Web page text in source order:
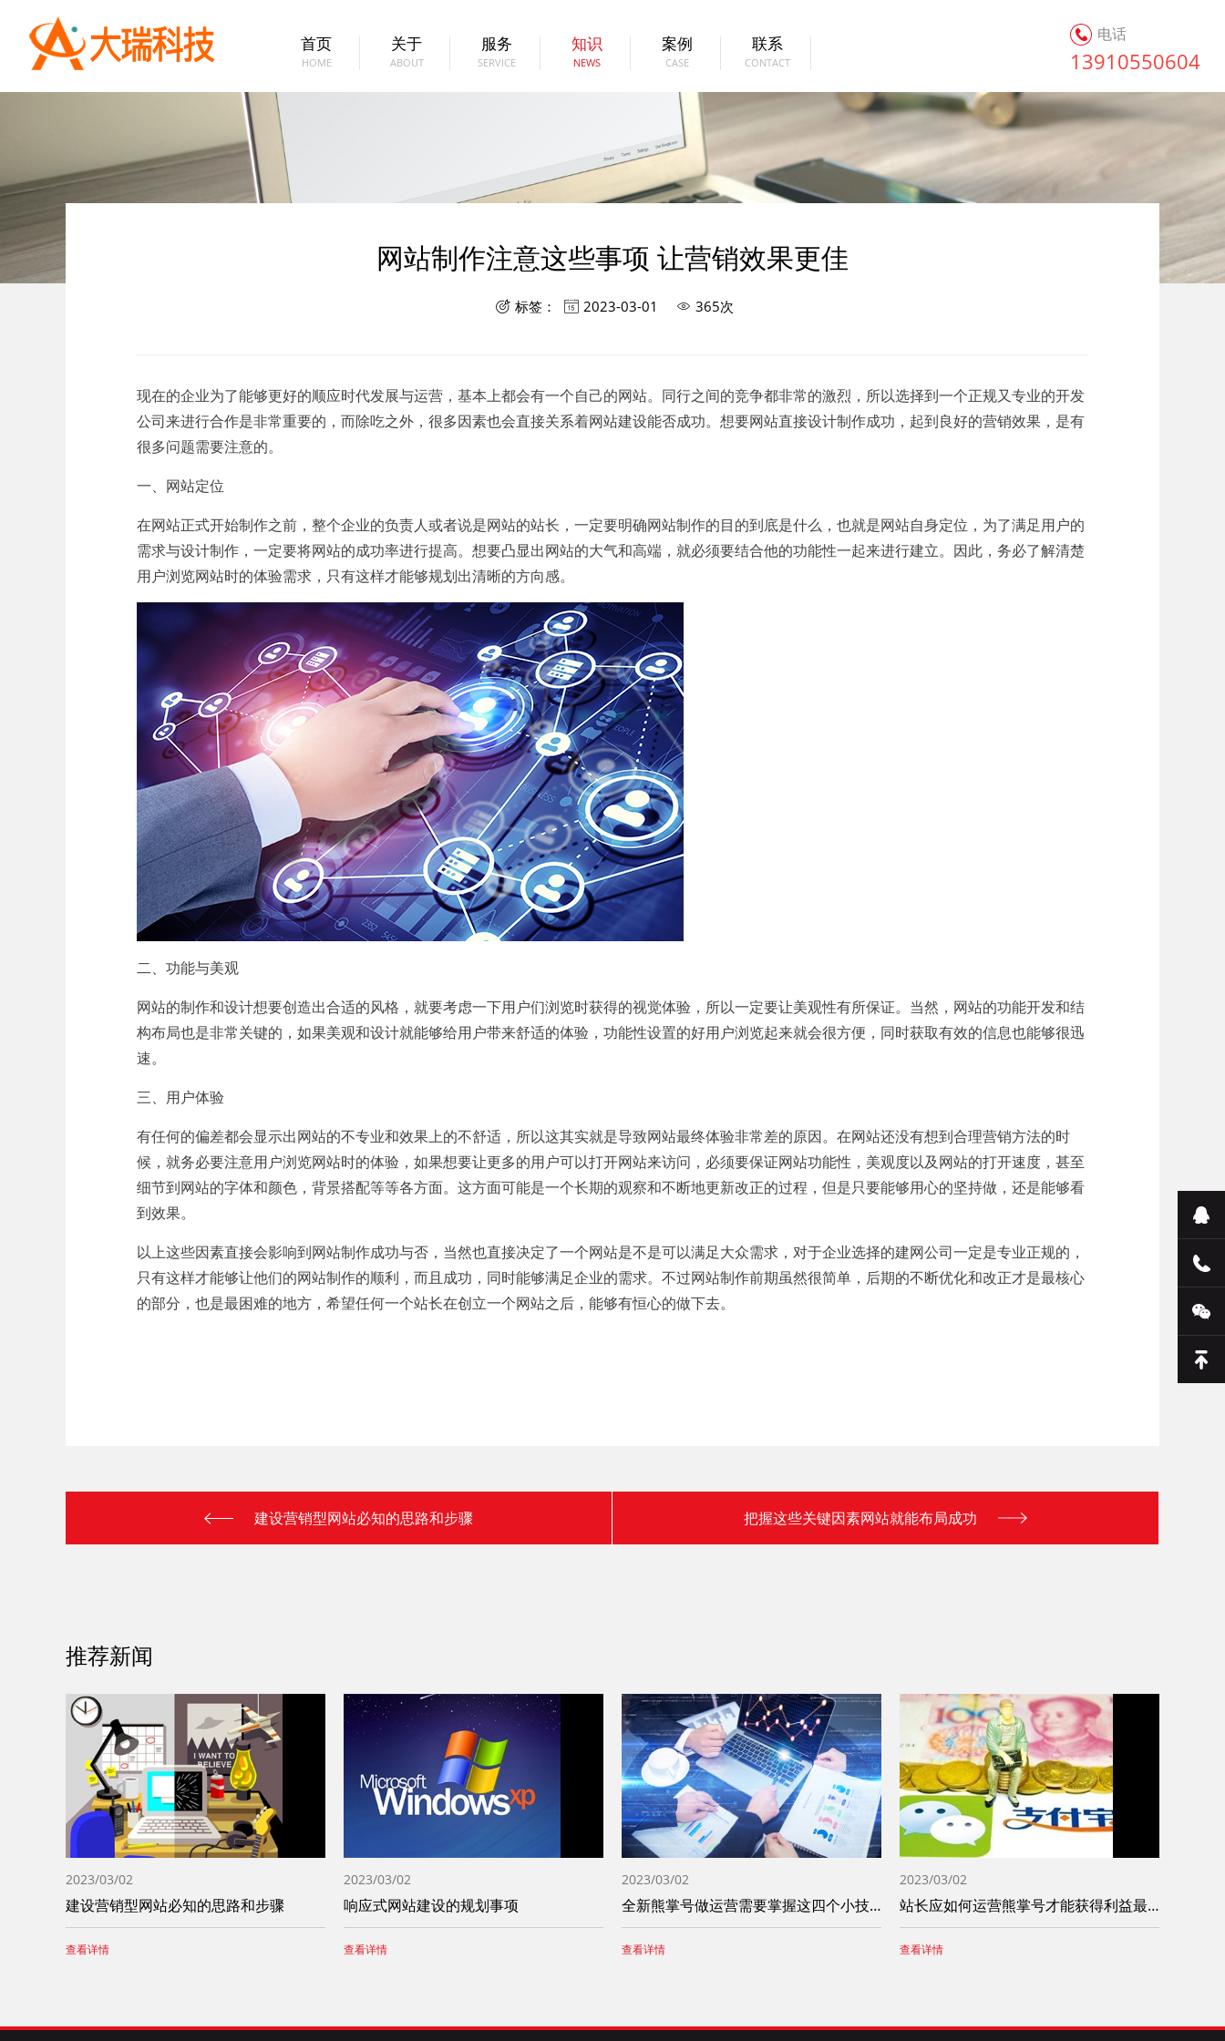
首页
HOME
关于
ABOUT
服务
SERVICE
知识
NEWS
案例
CASE
联系
CONTACT
电话
13910550604
网站制作注意这些事项 让营销效果更佳
 标签：  2023-03-01  365次
现在的企业为了能够更好的顺应时代发展与运营，基本上都会有一个自己的网站。同行之间的竞争都非常的激烈，所以选择到一个正规又专业的开发
公司来进行合作是非常重要的，而除吃之外，很多因素也会直接关系着网站建设能否成功。想要网站直接设计制作成功，起到良好的营销效果，是有
很多问题需要注意的。
一、网站定位
在网站正式开始制作之前，整个企业的负责人或者说是网站的站长，一定要明确网站制作的目的到底是什么，也就是网站自身定位，为了满足用户的
需求与设计制作，一定要将网站的成功率进行提高。想要凸显出网站的大气和高端，就必须要结合他的功能性一起来进行建立。因此，务必了解清楚
用户浏览网站时的体验需求，只有这样才能够规划出清晰的方向感。
二、功能与美观
网站的制作和设计想要创造出合适的风格，就要考虑一下用户们浏览时获得的视觉体验，所以一定要让美观性有所保证。当然，网站的功能开发和结
构布局也是非常关键的，如果美观和设计就能够给用户带来舒适的体验，功能性设置的好用户浏览起来就会很方便，同时获取有效的信息也能够很迅
速。
三、用户体验
有任何的偏差都会显示出网站的不专业和效果上的不舒适，所以这其实就是导致网站最终体验非常差的原因。在网站还没有想到合理营销方法的时
候，就务必要注意用户浏览网站时的体验，如果想要让更多的用户可以打开网站来访问，必须要保证网站功能性，美观度以及网站的打开速度，甚至
细节到网站的字体和颜色，背景搭配等等各方面。这方面可能是一个长期的观察和不断地更新改正的过程，但是只要能够用心的坚持做，还是能够看
到效果。
以上这些因素直接会影响到网站制作成功与否，当然也直接决定了一个网站是不是可以满足大众需求，对于企业选择的建网公司一定是专业正规的，
只有这样才能够让他们的网站制作的顺利，而且成功，同时能够满足企业的需求。不过网站制作前期虽然很简单，后期的不断优化和改正才是最核心
的部分，也是最困难的地方，希望任何一个站长在创立一个网站之后，能够有恒心的做下去。
建设营销型网站必知的思路和步骤 把握这些关键因素网站就能布局成功
推荐新闻
2023/03/02
建设营销型网站必知的思路和步骤
查看详情
2023/03/02
响应式网站建设的规划事项
查看详情
2023/03/02
全新熊掌号做运营需要掌握这四个小技巧
查看详情
2023/03/02
站长应如何运营熊掌号才能获得利益最大化
查看详情